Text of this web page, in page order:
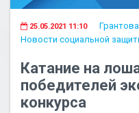
25.05.2021 11:10
Новости социальной
Катание на
победителей
конкурса